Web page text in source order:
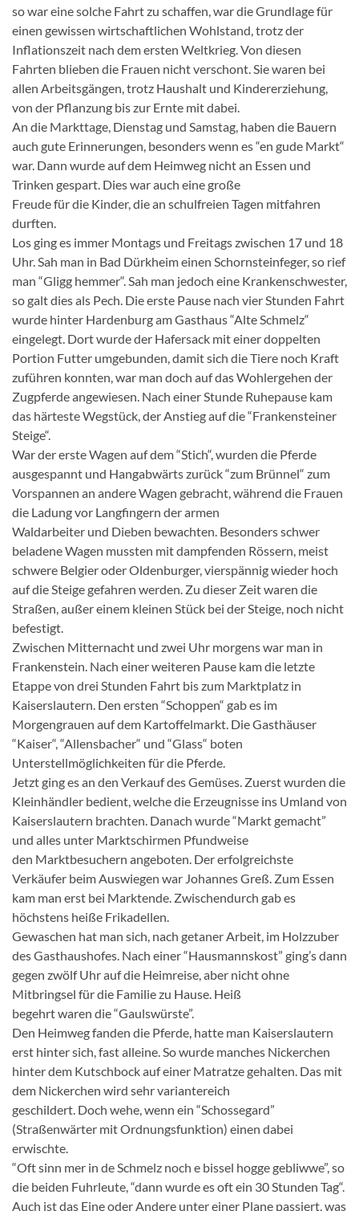
so war eine solche Fahrt zu schaffen, war die Grundlage für
einen gewissen wirtschaftlichen Wohlstand, trotz der
Inflationszeit nach dem ersten Weltkrieg. Von diesen
Fahrten blieben die Frauen nicht verschont. Sie waren bei
allen Arbeitsgängen, trotz Haushalt und Kindererziehung,
von der Pflanzung bis zur Ernte mit dabei.
An die Markttage, Dienstag und Samstag, haben die Bauern
auch gute Erinnerungen, besonders wenn es “en gude Markt“
war. Dann wurde auf dem Heimweg nicht an Essen und
Trinken gespart. Dies war auch eine große
Freude für die Kinder, die an schulfreien Tagen mitfahren
durften.
Los ging es immer Montags und Freitags zwischen 17 und 18
Uhr. Sah man in Bad Dürkheim einen Schornsteinfeger, so rief
man “Gligg hemmer“. Sah man jedoch eine Krankenschwester,
so galt dies als Pech. Die erste Pause nach vier Stunden Fahrt
wurde hinter Hardenburg am Gasthaus “Alte Schmelz“
eingelegt. Dort wurde der Hafersack mit einer doppelten
Portion Futter umgebunden, damit sich die Tiere noch Kraft
zuführen konnten, war man doch auf das Wohlergehen der
Zugpferde angewiesen. Nach einer Stunde Ruhepause kam
das härteste Wegstück, der Anstieg auf die “Frankensteiner
Steige“.
War der erste Wagen auf dem “Stich“, wurden die Pferde
ausgespannt und Hangabwärts zurück “zum Brünnel“ zum
Vorspannen an andere Wagen gebracht, während die Frauen
die Ladung vor Langfingern der armen
Waldarbeiter und Dieben bewachten. Besonders schwer
beladene Wagen mussten mit dampfenden Rössern, meist
schwere Belgier oder Oldenburger, vierspännig wieder hoch
auf die Steige gefahren werden. Zu dieser Zeit waren die
Straßen, außer einem kleinen Stück bei der Steige, noch nicht
befestigt.
Zwischen Mitternacht und zwei Uhr morgens war man in
Frankenstein. Nach einer weiteren Pause kam die letzte
Etappe von drei Stunden Fahrt bis zum Marktplatz in
Kaiserslautern. Den ersten “Schoppen“ gab es im
Morgengrauen auf dem Kartoffelmarkt. Die Gasthäuser
“Kaiser“, “Allensbacher“ und “Glass“ boten
Unterstellmöglichkeiten für die Pferde.
Jetzt ging es an den Verkauf des Gemüses. Zuerst wurden die
Kleinhändler bedient, welche die Erzeugnisse ins Umland von
Kaiserslautern brachten. Danach wurde “Markt gemacht”
und alles unter Marktschirmen Pfundweise
den Marktbesuchern angeboten. Der erfolgreichste
Verkäufer beim Auswiegen war Johannes Greß. Zum Essen
kam man erst bei Marktende. Zwischendurch gab es
höchstens heiße Frikadellen.
Gewaschen hat man sich, nach getaner Arbeit, im Holzzuber
des Gasthaushofes. Nach einer “Hausmannskost” ging’s dann
gegen zwölf Uhr auf die Heimreise, aber nicht ohne
Mitbringsel für die Familie zu Hause. Heiß
begehrt waren die “Gaulswürste”.
Den Heimweg fanden die Pferde, hatte man Kaiserslautern
erst hinter sich, fast alleine. So wurde manches Nickerchen
hinter dem Kutschbock auf einer Matratze gehalten. Das mit
dem Nickerchen wird sehr variantereich
geschildert. Doch wehe, wenn ein “Schossegard”
(Straßenwärter mit Ordnungsfunktion) einen dabei
erwischte.
“Oft sinn mer in de Schmelz noch e bissel hogge gebliwwe”, so
die beiden Fuhrleute, “dann wurde es oft ein 30 Stunden Tag“.
Auch ist das Eine oder Andere unter einer Plane passiert, was